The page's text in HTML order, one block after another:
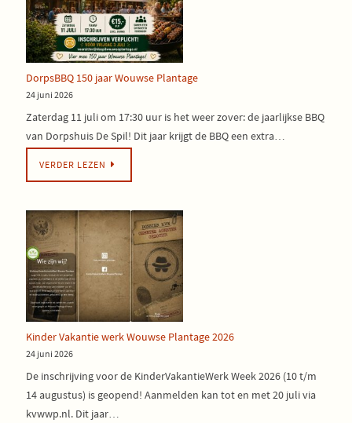
DorpsBBQ 150 jaar Wouwse Plantage
24 juni 2026
Zaterdag 11 juli om 17:30 uur is het weer zover: de jaarlijkse BBQ
van Dorpshuis De Spil! Dit jaar krijgt de BBQ een extra…
VERDER LEZEN
Kinder Vakantie werk Wouwse Plantage 2026
24 juni 2026
De inschrijving voor de KinderVakantieWerk Week 2026 (10 t/m
14 augustus) is geopend! Aanmelden kan tot en met 20 juli via
kvwwp.nl. Dit jaar…